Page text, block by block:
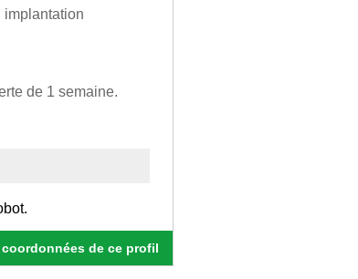
implantation
de 1 semaine.
de ce profil